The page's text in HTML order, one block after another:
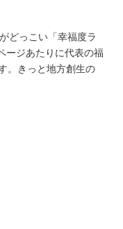
どっこい「幸福度ラ
ージあたりに代表の福
。きっと地方創生の